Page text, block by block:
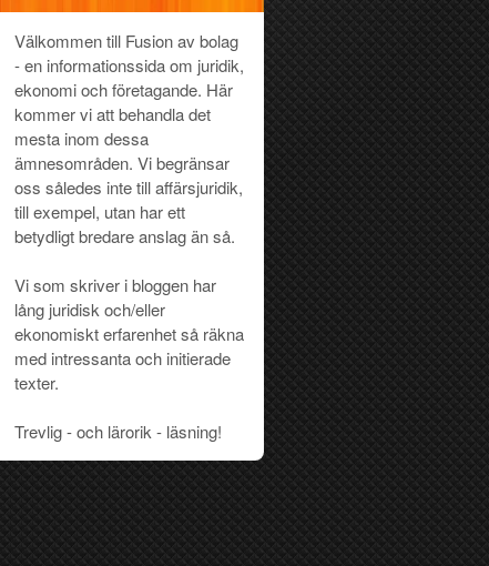
Välkommen till Fusion av bolag
- en informationssida om juridik,
ekonomi och företagande. Här
kommer vi att behandla det
mesta inom dessa
ämnesområden. Vi begränsar
oss således inte till affärsjuridik,
till exempel, utan har ett
betydligt bredare anslag än så.
Vi som skriver i bloggen har
lång juridisk och/eller
ekonomiskt erfarenhet så räkna
med intressanta och initierade
texter.
Trevlig - och lärorik - läsning!